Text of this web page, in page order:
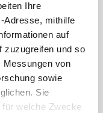
Ihre
Adresse, mithilfe
auf
zuzugreifen und so
Messungen von
sowie
Sie
welche Zwecke